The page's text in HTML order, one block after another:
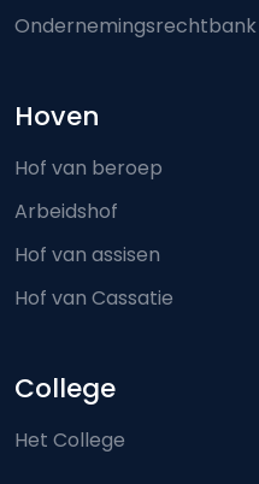
Ondernemingsrechtbank
Hoven
Hof van beroep
Arbeidshof
Hof van assisen
Hof van Cassatie
College
Het College